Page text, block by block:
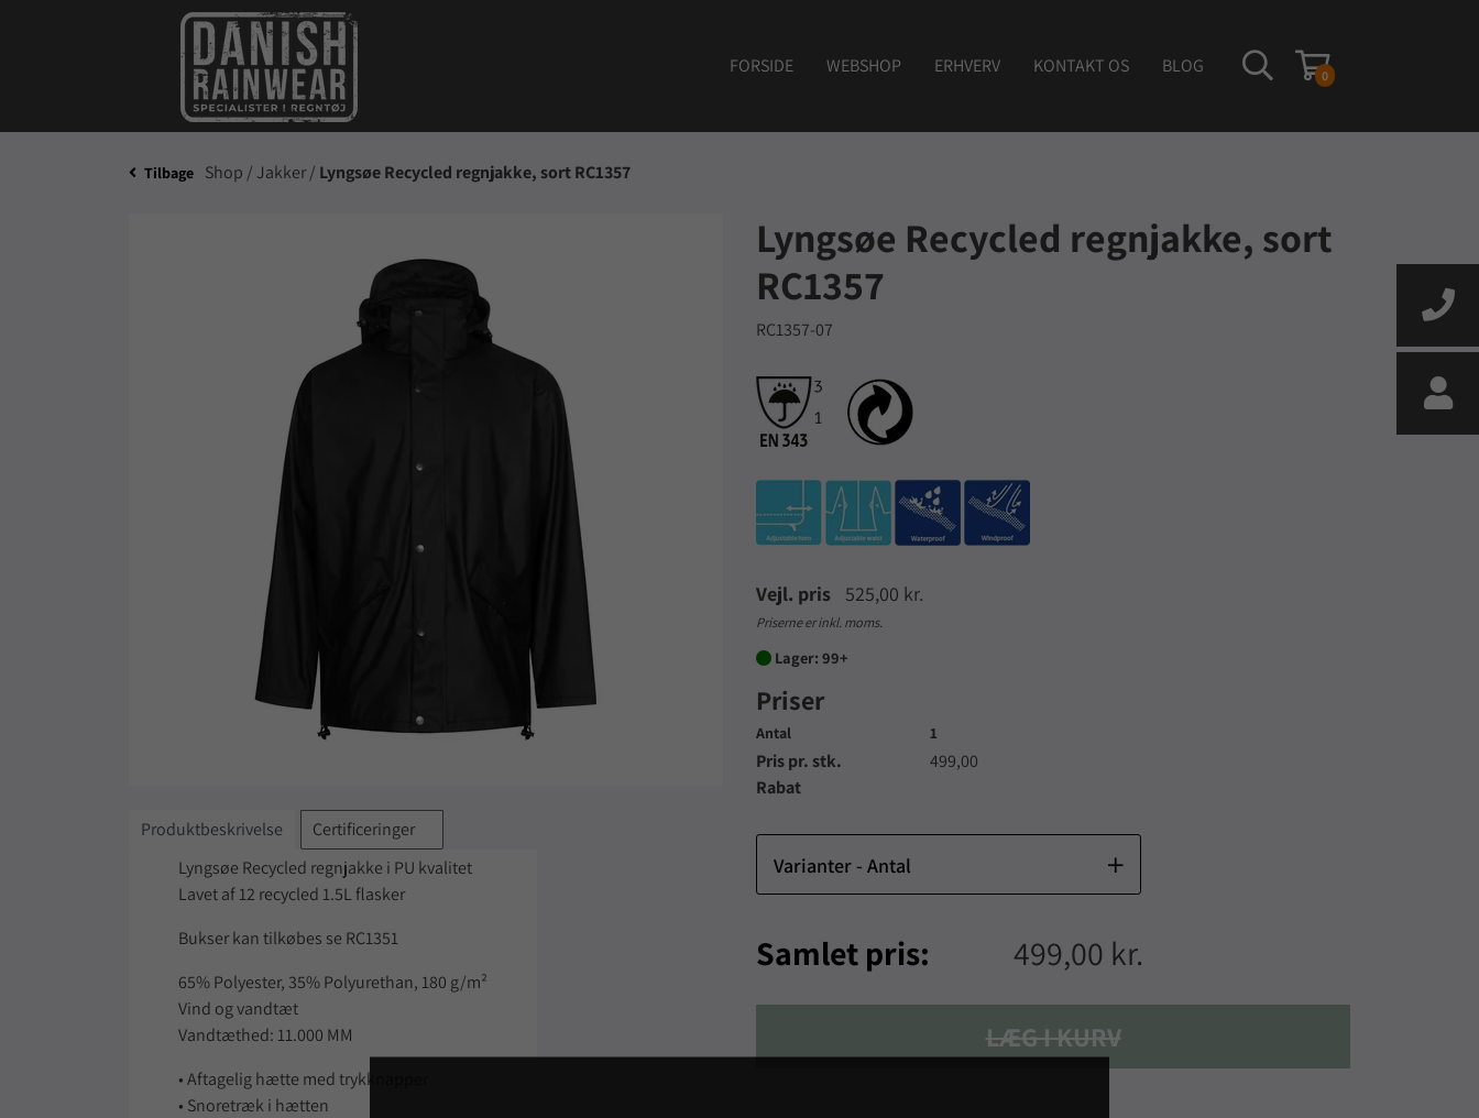
0
FORSIDE WEBSHOP ERHVERV KONTAKT OS BLOG
Tilbage Shop / Jakker / Lyngsøe Recycled regnjakke, sort RC1357
Produktbeskrivelse
Certificeringer
Lyngsøe Recycled regnjakke i PU kvalitet
Lavet af 12 recycled 1.5L flasker
Bukser kan tilkøbes se RC1351
65% Polyester, 35% Polyurethan, 180 g/m²
Vind og vandtæt
Vandtæthed: 11.000 MM
• Aftagelig hætte med trykknapper
• Snoretræk i hætten
Lyngsøe Recycled regnjakke, sort
RC1357
RC1357-07
Vejl. pris 525,00 kr.
Priserne er inkl. moms.
 Lager: 99+
Priser
Antal
Pris pr. stk.
Rabat
1
499,00
Varianter - Antal
Samlet pris: 499,00 kr.
LÆG I KURV